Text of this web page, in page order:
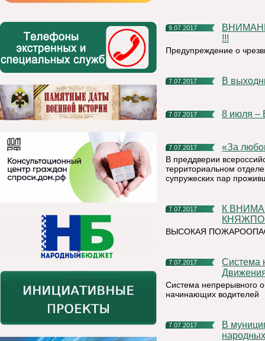
9.07.2017
ВНИМАНИЮ НАСЕЛЕНИЯ КНЯЖПОГОСТСКОГО РАЙОНА
!!!
Предупреждение о
7.07.2017 В
7.07.2017 8 июля
7.07.2017 «За
В преддверии
территориальном
супружеских пар
7.07.2017
К ВНИМАНИЮ ЖИТЕЛЕЙ И ОРГАНИЗАЦИЙ
ВЫСОКАЯ
7.07.2017
Система непрерывного обучения Безопасности Дорожного
Система непрерывного
начинающих водителей
7.07.2017
В муниципалитетах началась активная стадия реализации